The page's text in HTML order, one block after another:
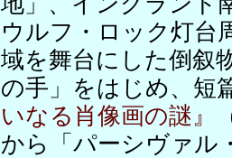
ウルフ・ロック灯台
域を舞台にした倒叙
の手」をはじめ、短
いなる肖像画の謎』
から「パーシヴァル